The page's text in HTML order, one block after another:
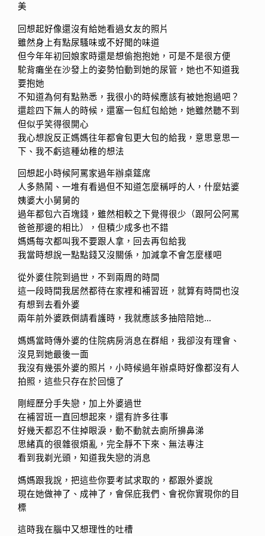
美
回想起好像還沒有給她看過女友的照片
雖然身上有點尿騷味或不好聞的味道
但今年年初回娘家時還是想偷抱抱她，可是不是很方便
駝背癱坐在沙發上的姿勢怕動到她的尿管，她也不知道我
要抱她
不知道為何有點熟悉，我很小的時候應該有被她抱過吧？
還趁四下無人的時候，還塞一包紅包給她，她雖然聽不到
但似乎笑得很開心
我心想說反正媽媽往年都會包更大包的給我，意思意思一
下、我不虧這種幼稚的想法
回想起小時候阿罵家過年辦桌筵席
人多熱鬧、一堆有看過但不知道怎麼稱呼的人，什麼姑婆
姨婆大小舅舅的
過年都包六百塊錢，雖然相較之下覺得很少（跟阿公阿罵
爸爸那邊的相比），但積少成多也不錯
媽媽每次都叫我不要跟人拿，回去再包給我
我當時想說一點點錢又沒關係，加減拿不會怎麼樣吧
從外婆住院到過世，不到兩周的時間
這一段時間我居然都待在家裡和補習班，就算有時間也沒
有想到去看外婆
兩年前外婆跌倒請看護時，我就應該多抽陪陪她…
媽媽當時傳外婆的住院病房消息在群組，我卻沒有理會、
沒見到她最後一面
我沒有幾張外婆的照片，小時候過年辦桌時好像都沒有人
拍照，這些只存在於回憶了
剛經歷分手失戀，加上外婆過世
在補習班一直回想起來，還有許多往事
好幾天都忍不住掉眼淚，動不動就去廁所擤鼻涕
思緒真的很雜很煩亂，完全靜不下來、無法專注
看到我剃光頭，知道我失戀的消息
媽媽跟我說，把這些你要考試求取的，都跟外婆說
現在她做神了、成神了，會保庇我們、會祝你實現你的目
標
這時我在腦中又想理性的吐槽